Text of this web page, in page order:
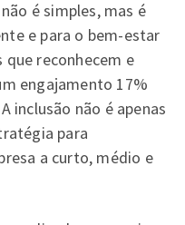
é simples, mas é
e para o bem-estar
que reconhecem e
engajamento 17%
inclusão não é apenas
para
a curto, médio e